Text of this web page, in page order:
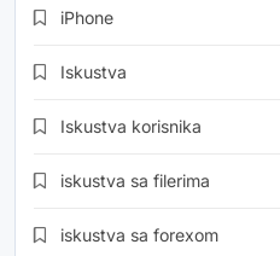
iPhone
Iskustva
Iskustva korisnika
iskustva sa filerima
iskustva sa forexom